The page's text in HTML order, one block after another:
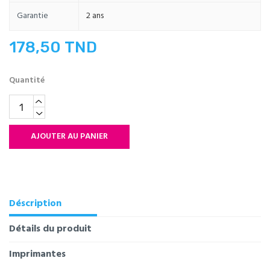
Garantie 2 ans
178,50 TND
Quantité
AJOUTER AU PANIER
Déscription
Détails du produit
Imprimantes